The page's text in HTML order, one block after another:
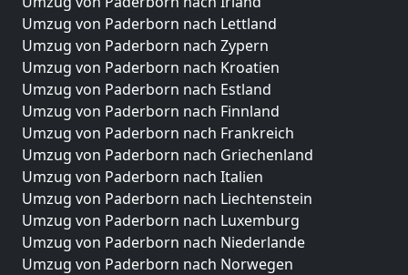
Umzug von Paderborn nach Lettland
Umzug von Paderborn nach Zypern
Umzug von Paderborn nach Kroatien
Umzug von Paderborn nach Estland
Umzug von Paderborn nach Finnland
Umzug von Paderborn nach Frankreich
Umzug von Paderborn nach Griechenland
Umzug von Paderborn nach Italien
Umzug von Paderborn nach Liechtenstein
Umzug von Paderborn nach Luxemburg
Umzug von Paderborn nach Niederlande
Umzug von Paderborn nach Norwegen